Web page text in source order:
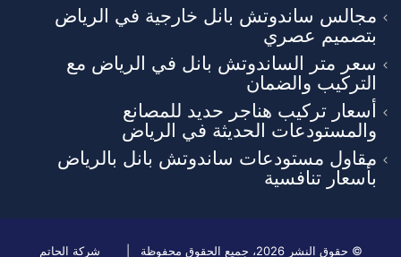
مجالس ساندوتش بانل خارجية في الرياض
بتصميم عصري
سعر متر الساندوتش بانل في الرياض مع
التركيب والضمان
أسعار تركيب هناجر حديد للمصانع
والمستودعات الحديثة في الرياض
مقاول مستودعات ساندوتش بانل بالرياض
بأسعار تنافسية
© حقوق النشر 2026، جميع الحقوق محفوظة | شركة الحاتم